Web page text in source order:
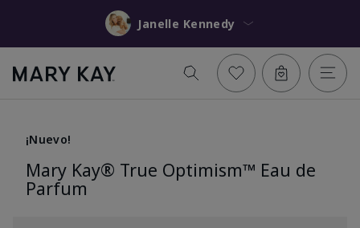
Janelle Kennedy
¡Nuevo!
Mary Kay® True Optimism™ Eau de
Parfum